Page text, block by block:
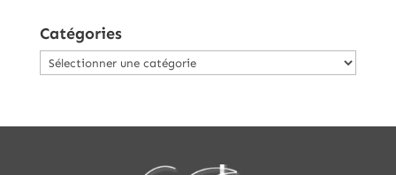
Catégories
Catégories